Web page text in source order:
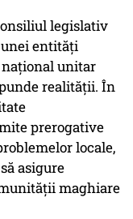
legislativ
entităţi
unitar
realităţii. În
prerogative
locale,
asigure
maghiare